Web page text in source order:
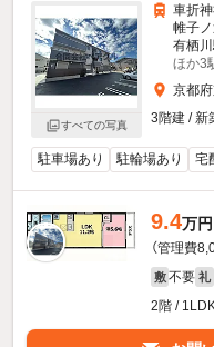
すべての写真
車折
帷子
有栖
ほか3
京都
3階建 / 新
駐車場あり 駐輪場あり 宅
9.4万円
（管理費
敷 不要 礼
2階 /